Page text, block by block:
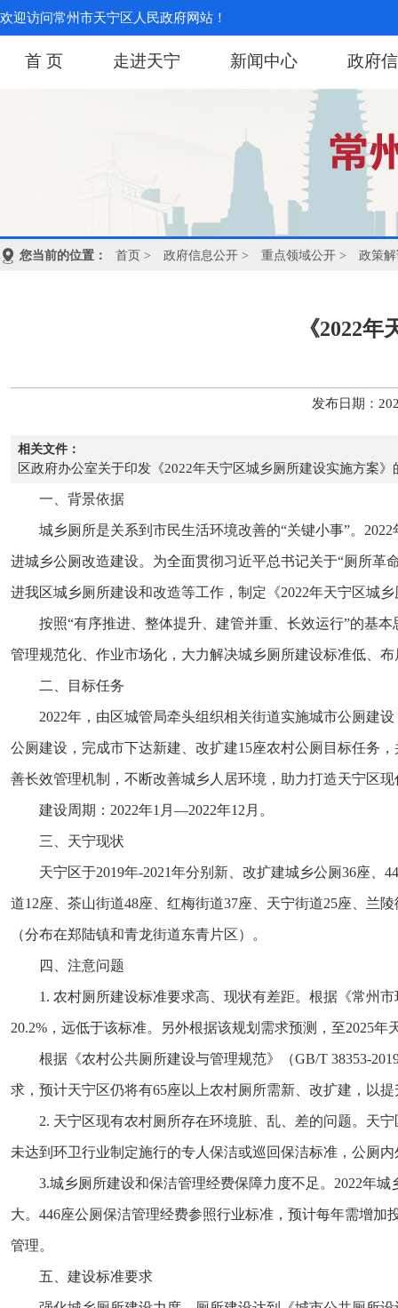
欢迎访问常州市天宁区人民政府网站！
首 页 走进天宁 新闻中心 政府
您当前的位置： 首页 > 政府信息公开 > 重点领域公开 > 政策
《2022
发布日期：
相关文件：
区政府办公室关于印发《2022年天宁区城乡厕所建设实施方案》
一、背景依据
城乡厕所是关系到市民生活环境改善的“关键小事”。
进城乡公厕改造建设。为全面贯彻习近平总书记关于“厕所革
进我区城乡厕所建设和改造等工作，制定《2022年天宁区城
按照“有序推进、整体提升、建管并重、长效运行”的基
管理规范化、作业市场化，大力解决城乡厕所建设标准低、
二、目标任务
2022年，由区城管局牵头组织相关街道实施城市公厕建
公厕建设，完成市下达新建、改扩建15座农村公厕目标任务
善长效管理机制，不断改善城乡人居环境，助力打造天宁区
建设周期：2022年1月—2022年12月。
三、天宁现状
天宁区于2019年-2021年分别新、改扩建城乡公厕36座、
道12座、茶山街道48座、红梅街道37座、天宁街道25座、兰
（分布在郑陆镇和青龙街道东青片区）。
四、注意问题
1. 农村厕所建设标准要求高、现状有差距。根据《常州
20.2%，远低于该标准。另外根据该规划需求预测，至2025年
根据《农村公共厕所建设与管理规范》（GB/T 38353-
求，预计天宁区仍将有65座以上农村厕所需新、改扩建，以
2. 天宁区现有农村厕所存在环境脏、乱、差的问题。天
未达到环卫行业制定施行的专人保洁或巡回保洁标准，公厕
3.城乡厕所建设和保洁管理经费保障力度不足。2022年
大。446座公厕保洁管理经费参照行业标准，预计每年需增
管理。
五、建设标准要求